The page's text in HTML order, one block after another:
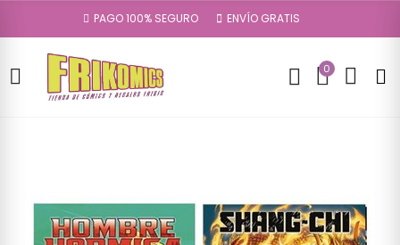
PAGO 100% SEGURO ENVÍO GRATIS
0